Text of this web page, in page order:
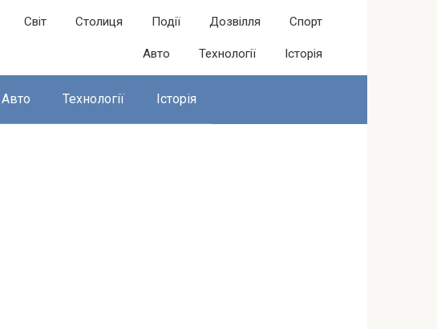
Світ Столиця Події Дозвілля Спорт
Авто Технології Історія
Авто Технології Історія